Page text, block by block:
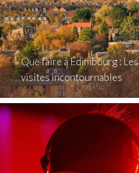
Que faire à Édimbourg :
visites incontournables